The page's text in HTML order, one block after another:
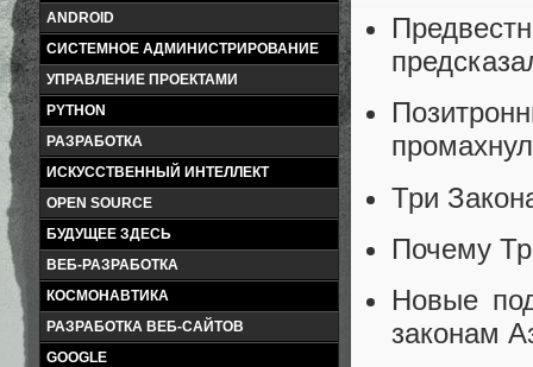
ANDROID
СИСТЕМНОЕ АДМИНИСТРИРОВАНИЕ
УПРАВЛЕНИЕ ПРОЕКТАМИ
PYTHON
РАЗРАБОТКА
ИСКУССТВЕННЫЙ ИНТЕЛЛЕКТ
OPEN SOURCE
БУДУЩЕЕ ЗДЕСЬ
ВЕБ-РАЗРАБОТКА
КОСМОНАВТИКА
РАЗРАБОТКА ВЕБ-САЙТОВ
GOOGLE
Три
Почему
Новые
законам